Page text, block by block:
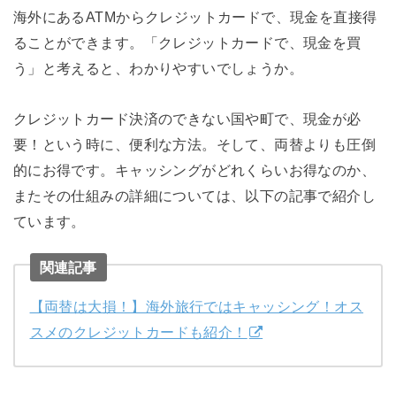
海外にあるATMからクレジットカードで、現金を直接得
ることができます。「クレジットカードで、現金を買
う」と考えると、わかりやすいでしょうか。
クレジットカード決済のできない国や町で、現金が必
要！という時に、便利な方法。そして、両替よりも圧倒
的にお得です。キャッシングがどれくらいお得なのか、
またその仕組みの詳細については、以下の記事で紹介し
ています。
関連記事
【両替は大損！】海外旅行ではキャッシング！オス
スメのクレジットカードも紹介！